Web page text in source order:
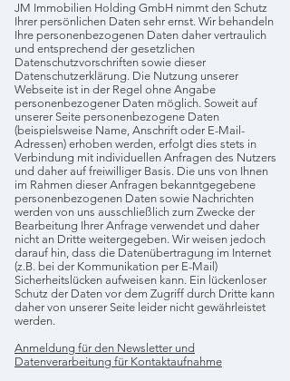
JM Immobilien Holding GmbH nimmt den Schutz
Ihrer persönlichen Daten sehr ernst. Wir behandeln
Ihre personenbezogenen Daten daher vertraulich
und entsprechend der gesetzlichen
Datenschutzvorschriften sowie dieser
Datenschutzerklärung. Die Nutzung unserer
Webseite ist in der Regel ohne Angabe
personenbezogener Daten möglich. Soweit auf
unserer Seite personenbezogene Daten
(beispielsweise Name, Anschrift oder E-Mail-
Adressen) erhoben werden, erfolgt dies stets in
Verbindung mit individuellen Anfragen des Nutzers
und daher auf freiwilliger Basis. Die uns von Ihnen
im Rahmen dieser Anfragen bekanntgegebene
personenbezogenen Daten sowie Nachrichten
werden von uns ausschließlich zum Zwecke der
Bearbeitung Ihrer Anfrage verwendet und daher
nicht an Dritte weitergegeben. Wir weisen jedoch
darauf hin, dass die Datenübertragung im Internet
(z.B. bei der Kommunikation per E-Mail)
Sicherheitslücken aufweisen kann. Ein lückenloser
Schutz der Daten vor dem Zugriff durch Dritte kann
daher von unserer Seite leider nicht gewährleistet
werden.
Anmeldung für den Newsletter und
Datenverarbeitung für Kontaktaufnahme